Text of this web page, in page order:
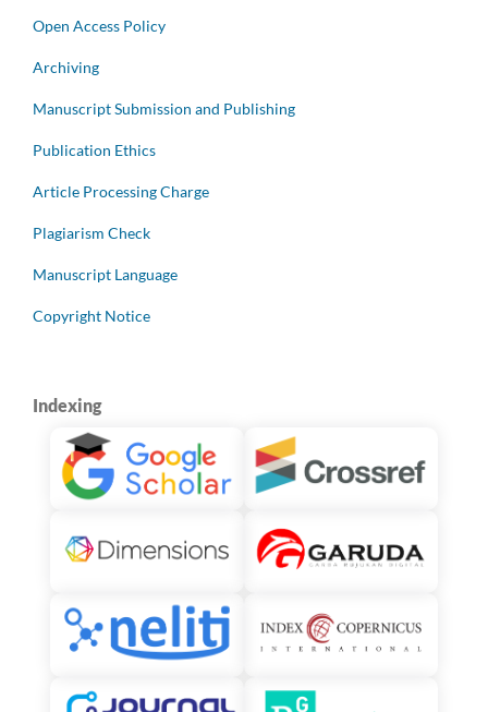
Open Access Policy
Archiving
Manuscript Submission and Publishing
Publication Ethics
Article Processing Charge
Plagiarism Check
Manuscript Language
Copyright Notice
Indexing